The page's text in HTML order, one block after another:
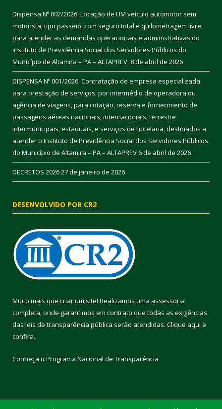
Dispensa Nº 002/2026: Locação de UM veículo automotor sem
motorista, tipo passeio, com seguro total e quilometragem livre,
para atender as demandas operacionais e administrativas do
Instituto de Previdência Social dos Servidores Públicos do
Município de Altamira – PA – ALTAPREV. 8 de abril de 2026
DISPENSA Nº 001/2026: Contratação de empresa especializada
para prestação de serviços, por intermédio de operadora ou
agência de viagens, para cotação, reserva e fornecimento de
passagens aéreas nacionais, internacionais, terrestre
intermunicipais, estaduais, e serviços de hotelaria, destinados a
atender o Instituto de Previdência Social dos Servidores Públicos
do Município de Altamira – PA – ALTAPREV6 de abril de 2026
DECRETOS 202627 de janeiro de 2026
DESENVOLVIDO POR CR2
Muito mais que criar um site! Realizamos uma assessoria
completa, onde garantimos em contrato que todas as exigências
das leis de transparência pública serão atendidas. Clique aqui e
confira.
Conheça o Programa Nacional de Transparência